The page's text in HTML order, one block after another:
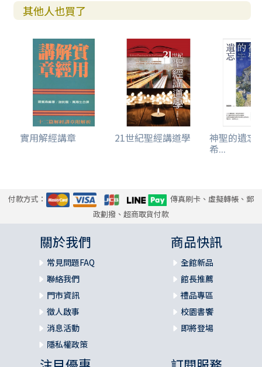
其他人也買了
實用解經講章 21世紀聖經講道學 神聖的遺忘
希...
付款方式：
傳真刷卡、虛擬轉帳、郵
政劃撥、超商取貨付款
關於我們
常見問題FAQ
聯絡我們
門市資訊
徵人啟事
消息活動
隱私權政策
商品快訊
全館新品
館長推薦
禮品專區
校園書饗
即將登場